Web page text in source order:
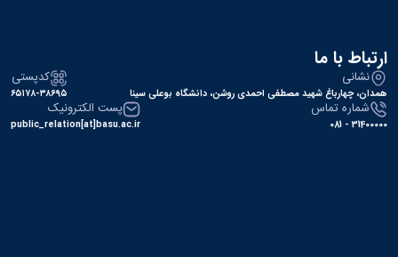
ارتباط با ما
نشانی
همدان، چهارباغ شهید مصطفی احمدی روشن، دانشگاه بوعلی سینا
کدپستی
۶۵۱۷۸-۳۸۶۹۵
شماره تماس
31400000 - 081
پست الکترونیک
public_relation[at]basu.ac.ir